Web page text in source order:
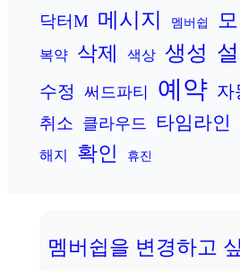
닥터M 메시지 멤버쉽
복약 삭제 색상 생성
수정 써드파티 예약 자
취소 클라우드 타임라인
해지 확인 휴진
멤버쉽을 변경하고